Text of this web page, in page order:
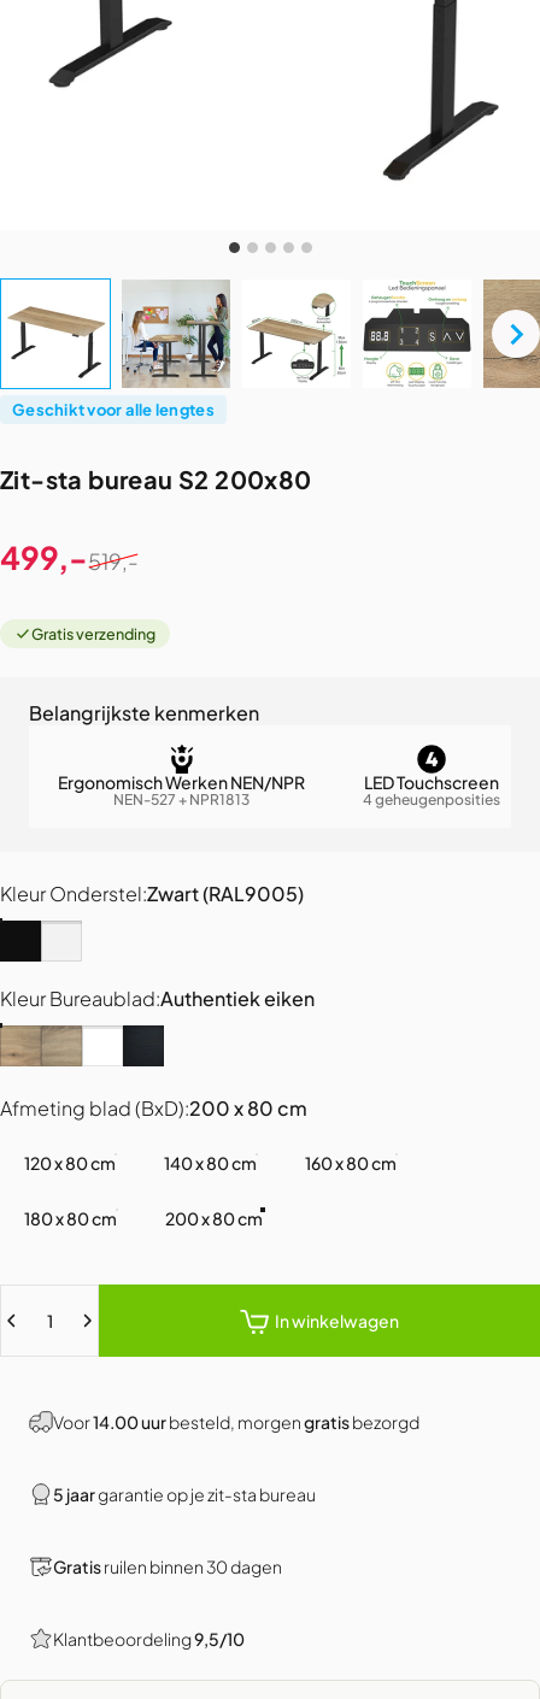
Geschikt voor alle lengtes
Zit-sta bureau S2 200x80
Verkoopprijs
499,-
Normale prijs
519,-
Gratis verzending
Belangrijkste kenmerken
Ergonomisch Werken NEN/NPR
NEN-527 + NPR1813
LED Touchscreen
4 geheugenposities
Kleur Onderstel
Kleur Onderstel:Zwart (RAL9005)
Zwart (RAL9005)
Wit (RAL9016)
Kleur Bureaublad
Kleur Bureaublad:Authentiek eiken
Authentiek eiken
Grijs eiken
Puur WitZwart eiken
Afmeting blad (BxD)
Afmeting blad (BxD):200 x 80 cm
120 x 80 cm 140 x 80 cm 160 x 80 cm
180 x 80 cm 200 x 80 cm
In winkelwagen
Voor14.00 uurbesteld, morgengratisbezorgd
5 jaargarantie op je zit-sta bureau
Gratisruilen binnen 30 dagen
Klantbeoordeling9,5/10